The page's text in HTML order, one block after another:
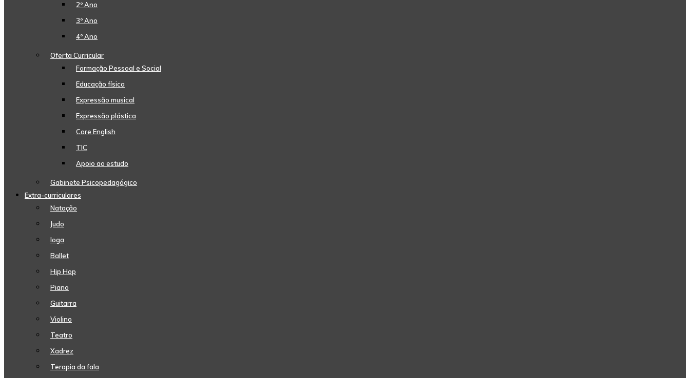
2º Ano
3º Ano
4º Ano
Oferta Curricular
Formação Pessoal e Social
Educação física
Expressão musical
Expressão plástica
Core English
TIC
Apoio ao estudo
Gabinete Psicopedagógico
Extra-curriculares
Natação
Judo
Ioga
Ballet
Hip Hop
Piano
Guitarra
Violino
Teatro
Xadrez
Terapia da fala